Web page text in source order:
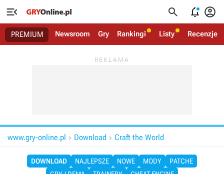
   
PREMIUM Newsroom Gry Rankingi Listy Recenzje
www.gry-online.pl  Download  Craft the World
DOWNLOAD NAJLEPSZE NOWE MODY
PATCHE